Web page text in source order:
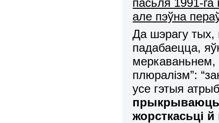
але пэўна
Да шэрагу
падабаецца,
меркаваньнем,
плюралізм”:
усе гэтыя
прыкрываюць
жорсткасьці й